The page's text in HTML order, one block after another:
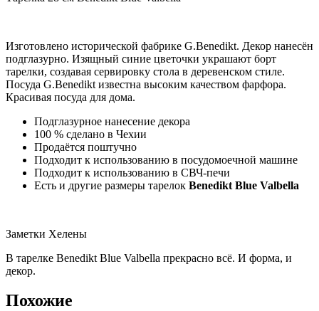
Изготовлено исторической фабрике G.Benedikt. Декор нанесён
подглазурно. Изящный синие цветочки украшают борт
тарелки, создавая сервировку стола в деревенском стиле.
Посуда G.Benedikt известна высоким качеством фарфора.
Красивая посуда для дома.
Подглазурное нанесение декора
100 % сделано в Чехии
Продаётся поштучно
Подходит к использованию в посудомоечной машине
Подходит к использованию в СВЧ-печи
Есть и другие размеры тарелок Benedikt Blue Valbella
Заметки Хелены
В тарелке Benedikt Blue Valbella прекрасно всё. И форма, и
декор.
Похожие